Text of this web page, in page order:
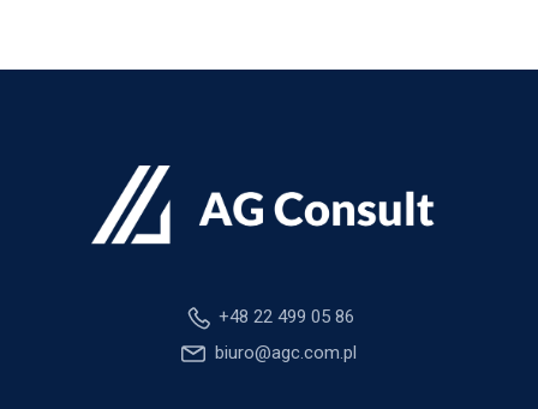
+48 22 499 05 86
biuro@agc.com.pl